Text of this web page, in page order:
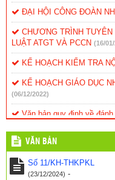
ĐẠI HỘI CÔNG ĐOÀN
CHƯƠNG TRÌNH
LUẬT ATGT VÀ PCCN (16/
KẾ HOẠCH KIỂM TRA
KẾ HOẠCH GIÁO DỤC
(06/12/2022)
Văn bản quy định về
Kế hoạch hoạt động dạy
Thông báo – Nhiệm vụ
VĂN BẢN
Số 11/KH-THKPKL
(23/12/2024) -